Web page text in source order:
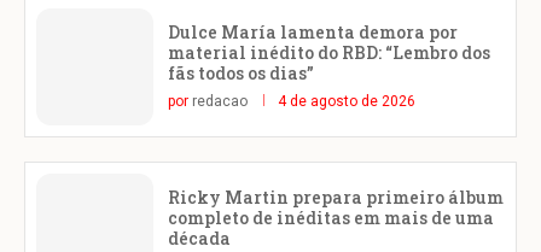
Dulce María lamenta demora por
material inédito do RBD: “Lembro dos
fãs todos os dias”
por redacao 4 de agosto de 2026
Ricky Martin prepara primeiro álbum
completo de inéditas em mais de uma
década